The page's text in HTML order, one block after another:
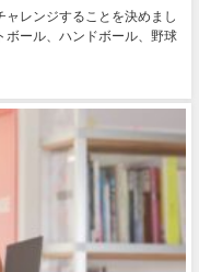
レンジすることを決めまし
ボール、ハンドボール、野球